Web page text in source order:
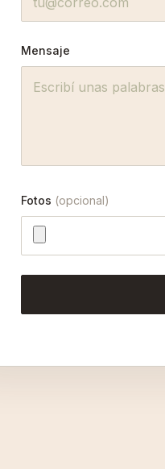
Mensaje
Fotos (opcional)